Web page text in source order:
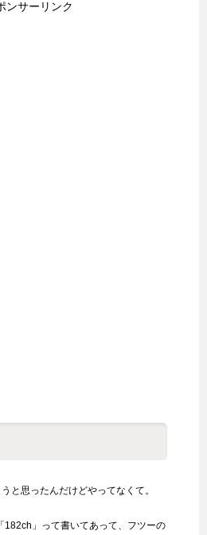
ンサーリンク
と思ったんだけどやってなくて。
182ch」って書いてあって、フツーの